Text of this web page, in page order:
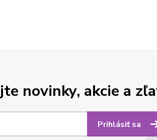
novinky, akcie a
Prihlásiť sa